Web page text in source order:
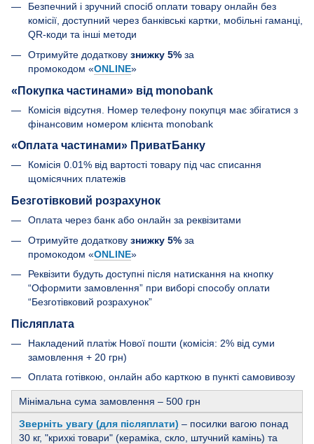
Безпечний і зручний спосіб оплати товару онлайн без
комісії, доступний через банківські картки, мобільні гаманці,
QR-коди та інші методи
Отримуйте додаткову знижку 5% за
промокодом «ONLINE»
«Покупка частинами» від monobank
Комісія відсутня. Номер телефону покупця має збігатися з
фінансовим номером клієнта monobank
«Оплата частинами» ПриватБанку
Комісія 0.01% від вартості товару під час списання
щомісячних платежів
Безготівковий розрахунок
Оплата через банк або онлайн за реквізитами
Отримуйте додаткову знижку 5% за
промокодом «ONLINE»
Реквізити будуть доступні після натискання на кнопку
“Оформити замовлення” при виборі способу оплати
“Безготівковий розрахунок”
Післяплата
Накладений платіж Нової пошти (комісія: 2% від суми
замовлення + 20 грн)
Оплата готівкою, онлайн або карткою в пункті самовивозу
Мінімальна сума замовлення – 500 грн
Зверніть увагу (для післяплати) – посилки вагою понад
30 кг, "крихкі товари" (кераміка, скло, штучний камінь) та